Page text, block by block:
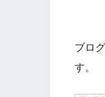
ブロ
す。